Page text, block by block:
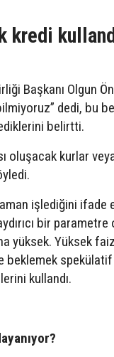
Başkanı Olgun
dedi, bu
belirtti.
oluşacak kurlar
işlediğini ifade
bir
yüksek. Yüksek
kullandı.